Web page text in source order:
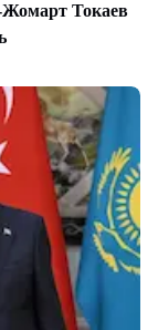
Токаев